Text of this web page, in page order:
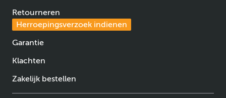
Retourneren
Herroepingsverzoek indienen
Garantie
Klachten
Zakelijk bestellen